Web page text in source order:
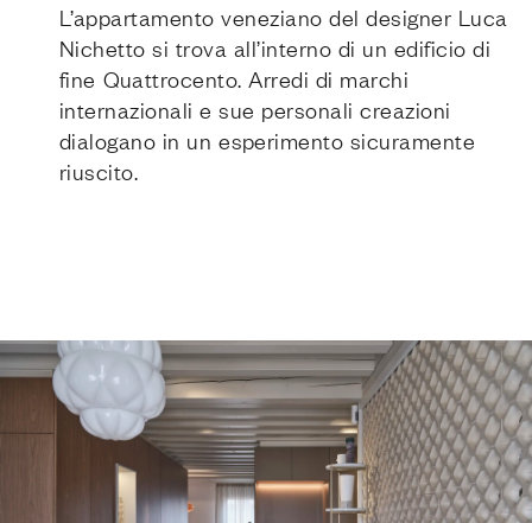
L’appartamento veneziano del designer Luca
Nichetto si trova all’interno di un edificio di
fine Quattrocento. Arredi di marchi
internazionali e sue personali creazioni
dialogano in un esperimento sicuramente
riuscito.